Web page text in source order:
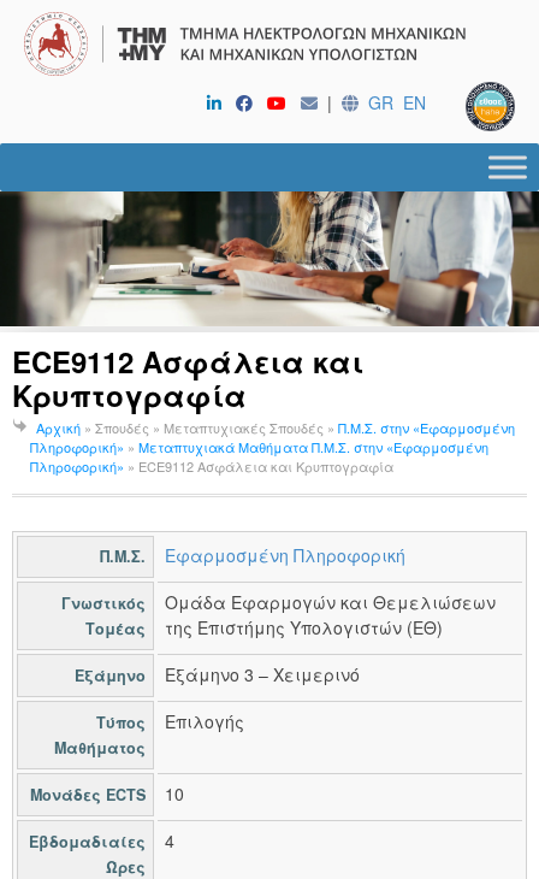
| GR EN
ECE9112 Ασφάλεια και
Κρυπτογραφία
Αρχική » Σπουδές » Μεταπτυχιακές Σπουδές » Π.Μ.Σ. στην «Εφαρμοσμένη
Πληροφορική» » Μεταπτυχιακά Μαθήματα Π.Μ.Σ. στην «Εφαρμοσμένη
Πληροφορική» » ECE9112 Ασφάλεια και Κρυπτογραφία
Π.Μ.Σ. Εφαρμοσμένη Πληροφορική
Γνωστικός
Τομέας
Ομάδα Εφαρμογών και Θεμελιώσεων
της Επιστήμης Υπολογιστών (ΕΘ)
Εξάμηνο Εξάμηνο 3 – Χειμερινό
Τύπος
Μαθήματος
Επιλογής
Μονάδες ECTS 10
Εβδομαδιαίες
Ώρες
4